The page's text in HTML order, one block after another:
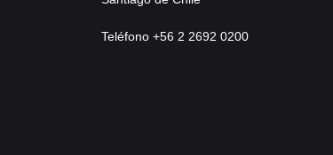
Teléfono +56 2 2692 0200